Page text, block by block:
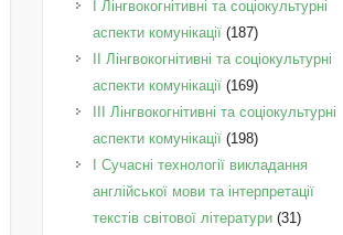
I Лінгвокогнітивні та соціокультурні
аспекти комунікації(187)
IІ Лінгвокогнітивні та соціокультурні
аспекти комунікації(169)
IІI Лінгвокогнітивні та соціокультурні
аспекти комунікації(198)
I Cучасні технології викладання
англійської мови та інтерпретації
текстів світової літератури(31)